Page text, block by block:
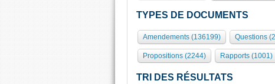
TYPES DE DOCUMENTS
Amendements (136199) Questions
Propositions (2244) Rapports (1001)
TRI DES RÉSULTATS